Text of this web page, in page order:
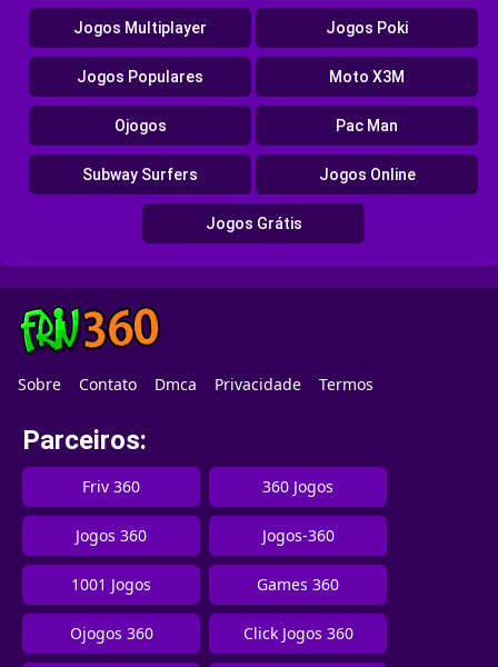
Jogos Multiplayer Jogos Poki
Jogos Populares Moto X3M
Ojogos Pac Man
Subway Surfers Jogos Online
Jogos Grátis
Sobre Contato Dmca Privacidade Termos
Parceiros:
Friv 360 360 Jogos
Jogos 360 Jogos-360
1001 Jogos Games 360
Ojogos 360 Click Jogos 360